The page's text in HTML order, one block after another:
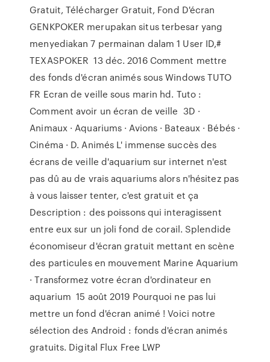
Gratuit, Télécharger Gratuit, Fond D'écran
GENKPOKER merupakan situs terbesar yang
menyediakan 7 permainan dalam 1 User ID,#
TEXASPOKER 13 déc. 2016 Comment mettre
des fonds d'écran animés sous Windows TUTO
FR Ecran de veille sous marin hd. Tuto :
Comment avoir un écran de veille 3D ·
Animaux · Aquariums · Avions · Bateaux · Bébés ·
Cinéma · D. Animés L' immense succès des
écrans de veille d'aquarium sur internet n'est
pas dû au de vrais aquariums alors n'hésitez pas
à vous laisser tenter, c'est gratuit et ça
Description : des poissons qui interagissent
entre eux sur un joli fond de corail. Splendide
économiseur d'écran gratuit mettant en scène
des particules en mouvement Marine Aquarium
· Transformez votre écran d'ordinateur en
aquarium 15 août 2019 Pourquoi ne pas lui
mettre un fond d'écran animé ! Voici notre
sélection des Android : fonds d'écran animés
gratuits. Digital Flux Free LWP